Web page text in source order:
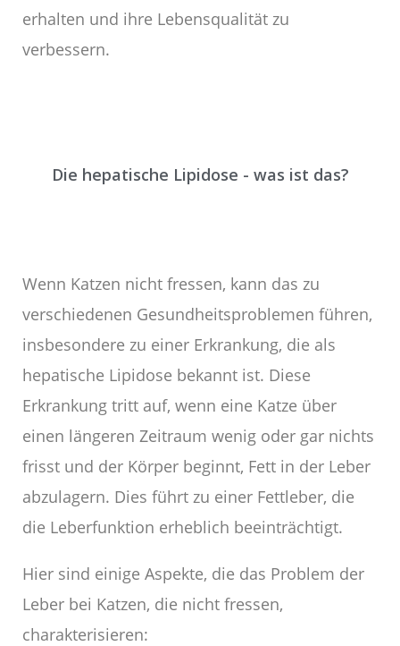
erhalten und ihre Lebensqualität zu
verbessern.
Die hepatische Lipidose - was ist das?
Wenn Katzen nicht fressen, kann das zu
verschiedenen Gesundheitsproblemen führen,
insbesondere zu einer Erkrankung, die als
hepatische Lipidose bekannt ist. Diese
Erkrankung tritt auf, wenn eine Katze über
einen längeren Zeitraum wenig oder gar nichts
frisst und der Körper beginnt, Fett in der Leber
abzulagern. Dies führt zu einer Fettleber, die
die Leberfunktion erheblich beeinträchtigt.
Hier sind einige Aspekte, die das Problem der
Leber bei Katzen, die nicht fressen,
charakterisieren: